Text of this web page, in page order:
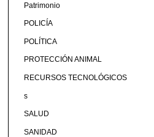
Patrimonio
POLICÍA
POLÍTICA
PROTECCIÓN ANIMAL
RECURSOS TECNOLÓGICOS
s
SALUD
SANIDAD